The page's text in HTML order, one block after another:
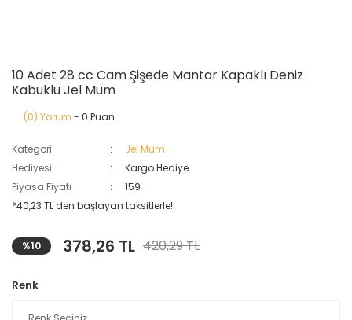
10 Adet 28 cc Cam Şişede Mantar Kapaklı Deniz
Kabuklu Jel Mum
(0) Yorum - 0 Puan
Kategori
Jel Mum
Hediyesi
Kargo Hediye
Piyasa Fiyatı
159
*40,23 TL den başlayan taksitlerle!
%10 378,26 TL 420,29 TL
Renk